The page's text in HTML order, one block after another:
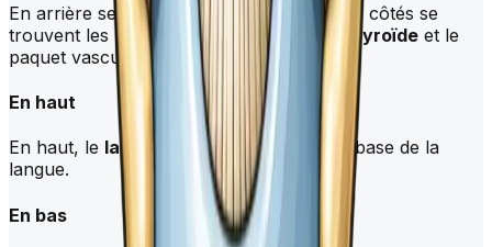
En arrière se trouve le pharynx , et sur les côtés se
trouvent les lobes latéraux de la glande
thyroïde et le
paquet vasculo-nerveux du cou.
En haut
En haut, le larynx
est en relation avec la base de la
langue.
En bas